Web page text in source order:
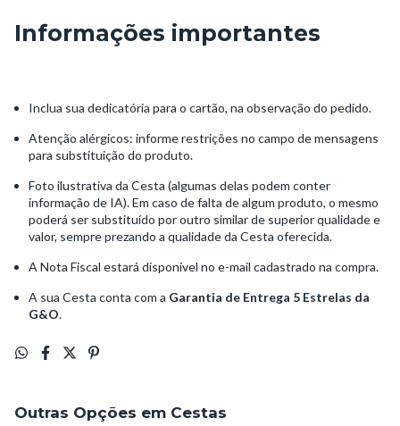
Informações importantes
Inclua sua dedicatória para o cartão, na observação do pedido.
Atenção alérgicos: informe restrições no campo de mensagens
para substituição do produto.
Foto ilustrativa da Cesta (algumas delas podem conter
informação de IA). Em caso de falta de algum produto, o mesmo
poderá ser substituído por outro similar de superior qualidade e
valor, sempre prezando a qualidade da Cesta oferecida.
A Nota Fiscal estará disponível no e-mail cadastrado na compra.
A sua Cesta conta com a Garantia de Entrega 5 Estrelas da
G&O.
Outras Opções em Cestas